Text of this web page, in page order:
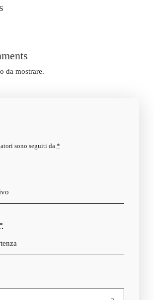
da mostrare.
sono seguiti da *